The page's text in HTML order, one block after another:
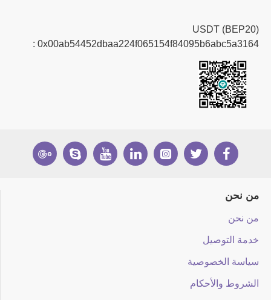
USDT (BEP20)
: 0x00ab54452dbaa224f065154f84095b6abc5a3164
من نحن
من نحن
خدمة التوصيل
سياسة الخصوصية
الشروط والأحكام